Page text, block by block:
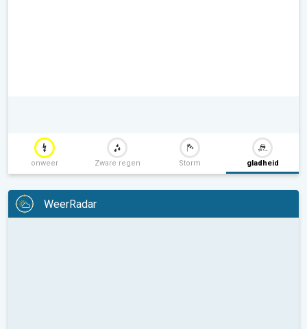
onweer Zware regen Storm gladheid
WeerRadar